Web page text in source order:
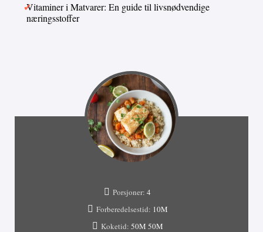
Vitaminer i Matvarer: En guide til livsnødvendige
næringsstoffer
Porsjoner: 4
Forberedelsestid: 10M
Koketid: 50M 50M